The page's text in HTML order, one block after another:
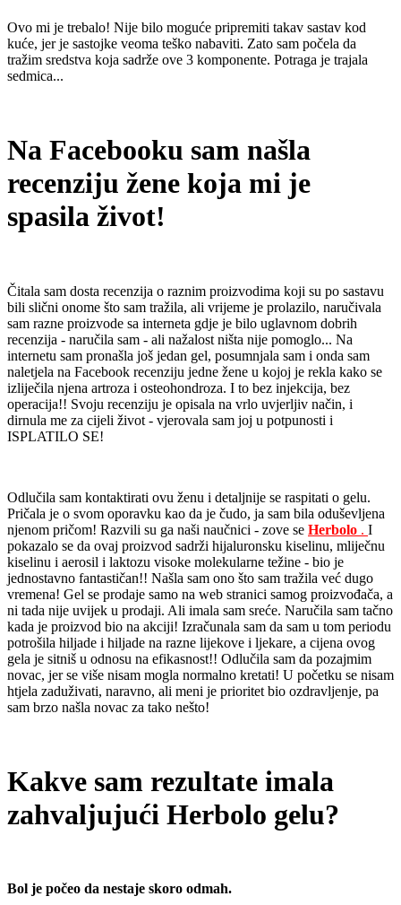
Ovo mi je trebalo! Nije bilo moguće pripremiti takav sastav kod
kuće, jer je sastojke veoma teško nabaviti. Zato sam počela da
tražim sredstva koja sadrže ove 3 komponente. Potraga je trajala
sedmica...
Na Facebooku sam našla
recenziju žene koja mi je
spasila život!
Čitala sam dosta recenzija o raznim proizvodima koji su po sastavu
bili slični onome što sam tražila, ali vrijeme je prolazilo, naručivala
sam razne proizvode sa interneta gdje je bilo uglavnom dobrih
recenzija - naručila sam - ali nažalost ništa nije pomoglo... Na
internetu sam pronašla još jedan gel, posumnjala sam i onda sam
naletjela na Facebook recenziju jedne žene u kojoj je rekla kako se
izliječila njena artroza i osteohondroza. I to bez injekcija, bez
operacija!! Svoju recenziju je opisala na vrlo uvjerljiv način, i
dirnula me za cijeli život - vjerovala sam joj u potpunosti i
ISPLATILO SE!
Odlučila sam kontaktirati ovu ženu i detaljnije se raspitati o gelu.
Pričala je o svom oporavku kao da je čudo, ja sam bila oduševljena
njenom pričom! Razvili su ga naši naučnici - zove se Herbolo . I
pokazalo se da ovaj proizvod sadrži hijaluronsku kiselinu, mliječnu
kiselinu i aerosil i laktozu visoke molekularne težine - bio je
jednostavno fantastičan!! Našla sam ono što sam tražila već dugo
vremena! Gel se prodaje samo na web stranici samog proizvođača, a
ni tada nije uvijek u prodaji. Ali imala sam sreće. Naručila sam tačno
kada je proizvod bio na akciji! Izračunala sam da sam u tom periodu
potrošila hiljade i hiljade na razne lijekove i ljekare, a cijena ovog
gela je sitniš u odnosu na efikasnost!! Odlučila sam da pozajmim
novac, jer se više nisam mogla normalno kretati! U početku se nisam
htjela zaduživati, naravno, ali meni je prioritet bio ozdravljenje, pa
sam brzo našla novac za tako nešto!
Kakve sam rezultate imala
zahvaljujući Herbolo gelu?
Bol je počeo da nestaje skoro odmah.